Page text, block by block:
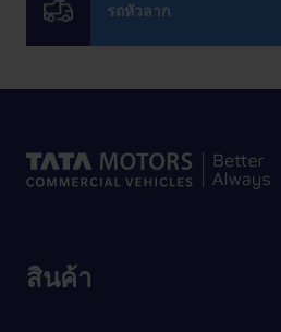
รถหัวลาก​
สินค้า